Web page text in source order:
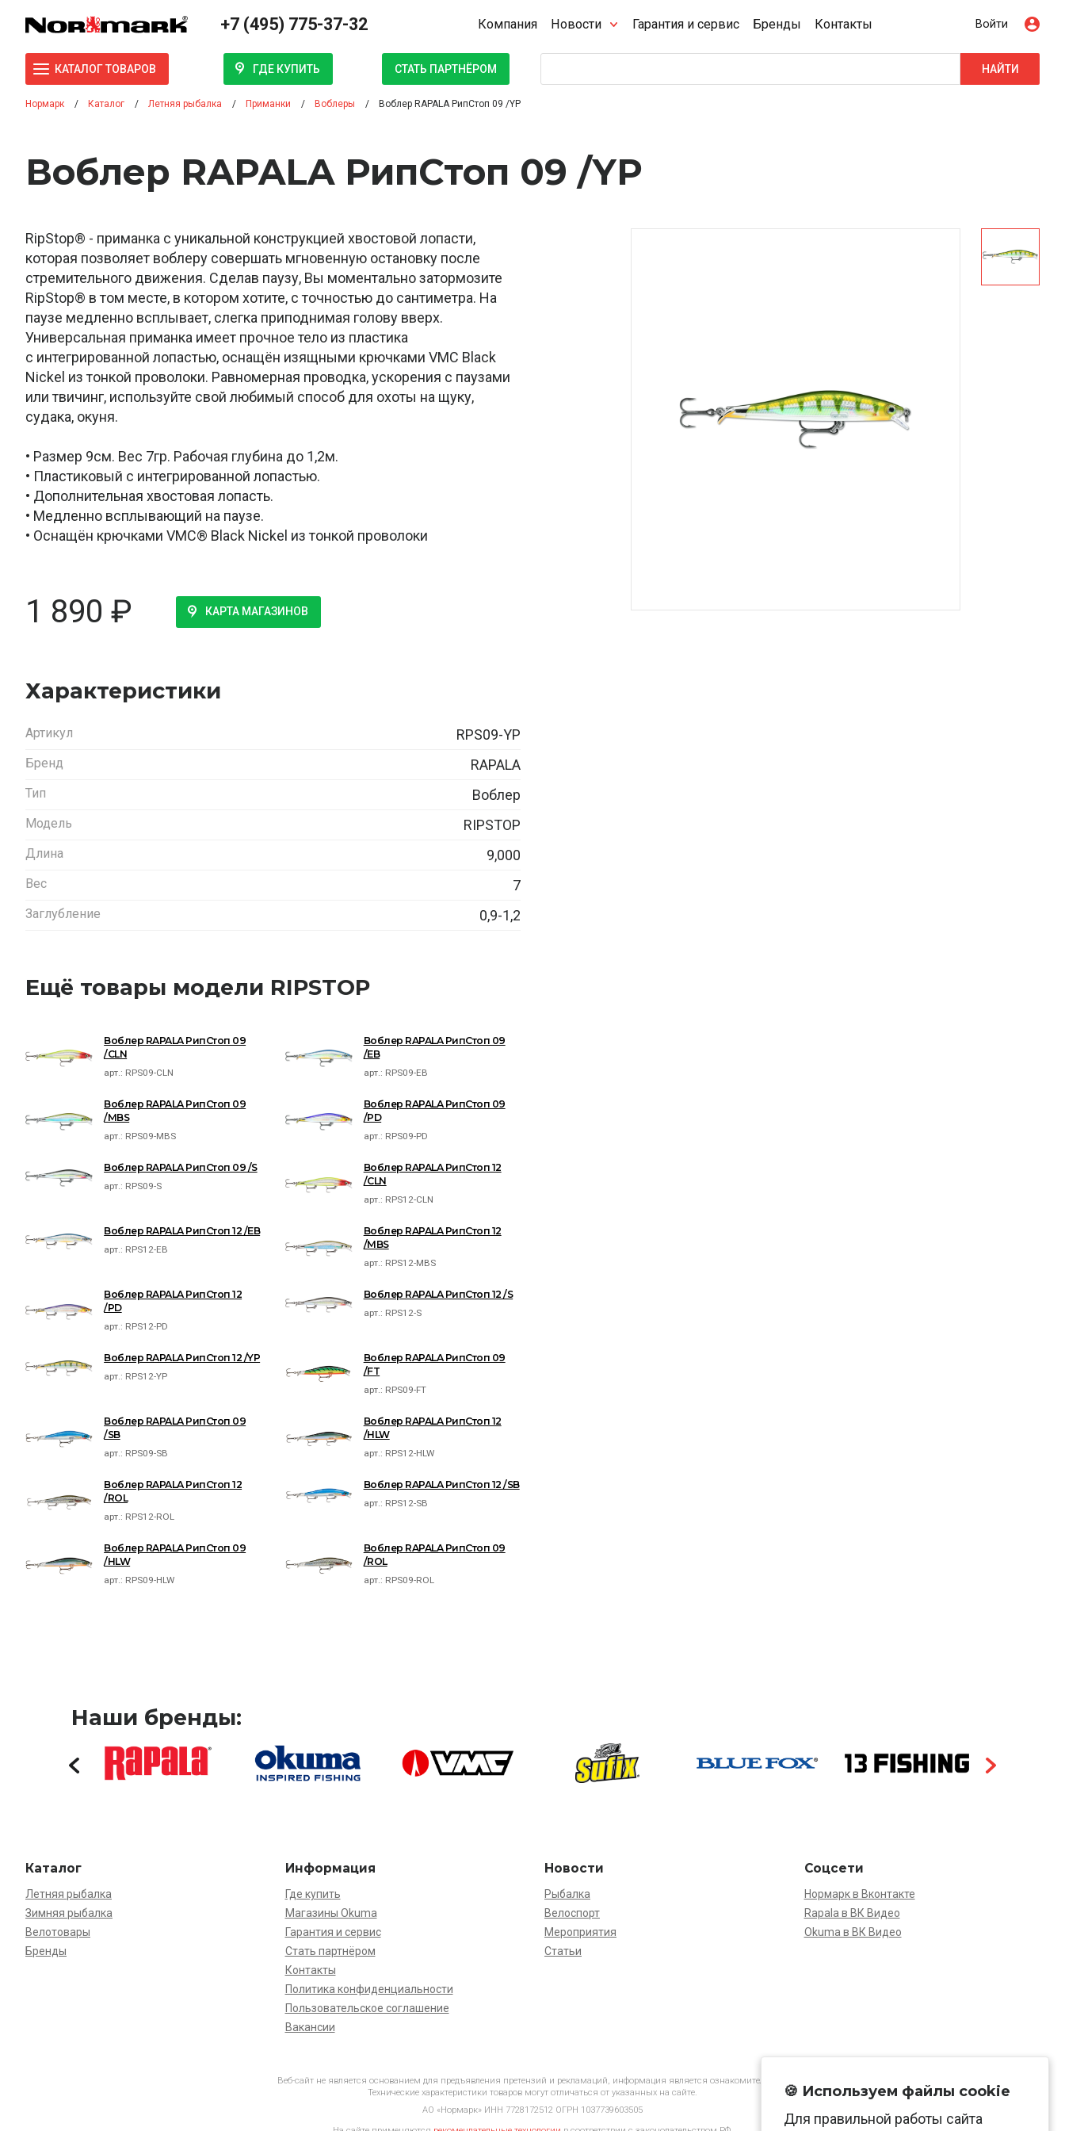
+7 (495) 775-37-32 Компания Новости Гарантия и сервис Бренды Контакты Войти
КАТАЛОГ ТОВАРОВ ГДЕ КУПИТЬ СТАТЬ ПАРТНЁРОМ НАЙТИ
Нормарк Каталог Летняя рыбалка Приманки Воблеры Воблер RAPALA РипСтоп 09 /YP
Воблер RAPALA РипСтоп 09 /YP
RipStop® - приманка с уникальной конструкцией хвостовой лопасти,
которая позволяет воблеру совершать мгновенную остановку после
стремительного движения. Сделав паузу, Вы моментально затормозите
RipStop® в том месте, в котором хотите, с точностью до сантиметра. На
паузе медленно всплывает, слегка приподнимая голову вверх.
Универсальная приманка имеет прочное тело из пластика
с интегрированной лопастью, оснащён изящными крючками VMC Black
Nickel из тонкой проволоки. Равномерная проводка, ускорения с паузами
или твичинг, используйте свой любимый способ для охоты на щуку,
судака, окуня.
• Размер 9см. Вес 7гр. Рабочая глубина до 1,2м.
• Пластиковый с интегрированной лопастью.
• Дополнительная хвостовая лопасть.
• Медленно всплывающий на паузе.
• Оснащён крючками VMC® Black Nickel из тонкой проволоки
1 890 ₽ КАРТА МАГАЗИНОВ
Характеристики
Артикул RPS09-YP
Бренд RAPALA
Тип Воблер
Модель RIPSTOP
Длина 9,000
Вес 7
Заглубление 0,9-1,2
Ещё товары модели RIPSTOP
Воблер RAPALA РипСтоп 09
/CLN
арт.: RPS09-CLN
Воблер RAPALA РипСтоп 09
/EB
арт.: RPS09-EB
Воблер RAPALA РипСтоп 09
/MBS
арт.: RPS09-MBS
Воблер RAPALA РипСтоп 09
/PD
арт.: RPS09-PD
Воблер RAPALA РипСтоп 09 /S
арт.: RPS09-S
Воблер RAPALA РипСтоп 12
/CLN
арт.: RPS12-CLN
Воблер RAPALA РипСтоп 12 /EB
арт.: RPS12-EB
Воблер RAPALA РипСтоп 12
/MBS
арт.: RPS12-MBS
Воблер RAPALA РипСтоп 12
/PD
арт.: RPS12-PD
Воблер RAPALA РипСтоп 12 /S
арт.: RPS12-S
Воблер RAPALA РипСтоп 12 /YP
арт.: RPS12-YP
Воблер RAPALA РипСтоп 09
/FT
арт.: RPS09-FT
Воблер RAPALA РипСтоп 09
/SB
арт.: RPS09-SB
Воблер RAPALA РипСтоп 12
/HLW
арт.: RPS12-HLW
Воблер RAPALA РипСтоп 12
/ROL
арт.: RPS12-ROL
Воблер RAPALA РипСтоп 12 /SB
арт.: RPS12-SB
Воблер RAPALA РипСтоп 09
/HLW
арт.: RPS09-HLW
Воблер RAPALA РипСтоп 09
/ROL
арт.: RPS09-ROL
Наши бренды:
Каталог
Летняя рыбалка
Зимняя рыбалка
Велотовары
Бренды
Информация
Где купить
Магазины Okuma
Гарантия и сервис
Стать партнёром
Контакты
Политика конфиденциальности
Пользовательское соглашение
Вакансии
Новости
Рыбалка
Велоспорт
Мероприятия
Статьи
Соцсети
Нормарк в Вконтакте
Rapala в ВК Видео
Okuma в ВК Видео
Веб-сайт не является основанием для предъявления претензий и рекламаций, информация является ознакомительной.
Технические характеристики товаров могут отличаться от указанных на сайте.
АО «Нормарк» ИНН 7728172512 ОГРН 1037739603505
🍪 Используем файлы cookie
Для правильной работы сайта